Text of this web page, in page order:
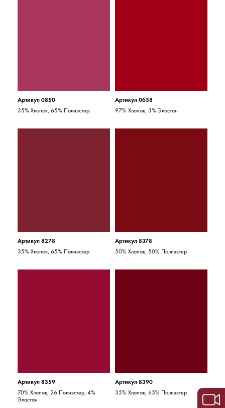
Артикул 0850
35% Хлопок, 65% Полиэстер
Артикул 0638
97% Хлопок, 3% Эластан
Артикул 8278
35% Хлопок, 65% Полиэстер
Артикул 8378
50% Хлопок, 50% Полиэстер
Артикул 8359
70% Хлопок, 26 Полиэстер, 4%
Эластан
Артикул 8390
35% Хлопок, 65% Полиэстер